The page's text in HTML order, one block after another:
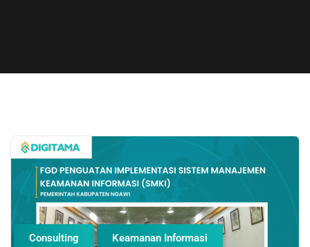
Consulting Keamanan Informasi